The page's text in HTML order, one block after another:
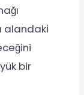
alandaki
bir